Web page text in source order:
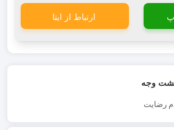
ارتباط از ایتا
وجه
رضایت